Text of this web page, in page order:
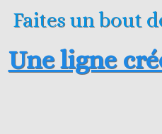
Faites un bout
Une ligne